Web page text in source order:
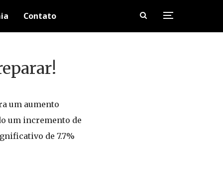
Contato
um aumento
um incremento de
de 7.7%